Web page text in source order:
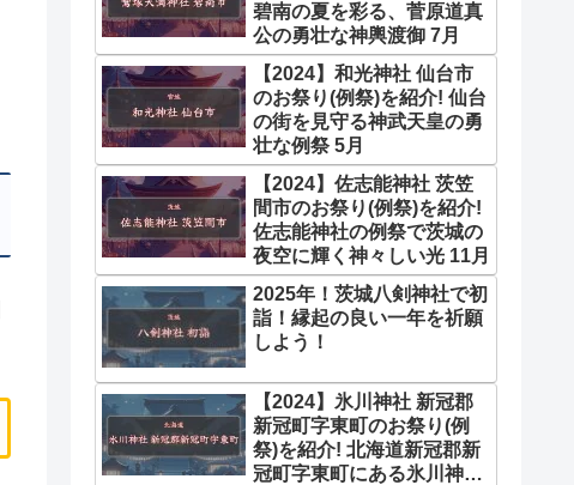
碧南の夏を彩る、菅原道真
公の勇壮な神輿渡御 7月
【2024】和光神社 仙台市
のお祭り(例祭)を紹介! 仙台
の街を見守る神武天皇の勇
壮な例祭 5月
【2024】佐志能神社 茨笠
間市のお祭り(例祭)を紹介!
佐志能神社の例祭で茨城の
夜空に輝く神々しい光 11月
2025年！茨城八剣神社で初
詣！縁起の良い一年を祈願
しよう！
【2024】氷川神社 新冠郡
新冠町字東町のお祭り(例
祭)を紹介! 北海道新冠郡新
冠町字東町にある氷川神社